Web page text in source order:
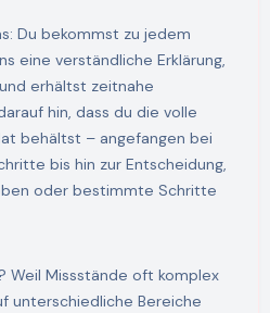
Du bekommst zu jedem
eine verständliche Erklärung,
erhältst zeitnahe
hin, dass du die volle
behältst – angefangen bei
bis hin zur Entscheidung,
oder bestimmte Schritte
Weil Missstände oft komplex
unterschiedliche Bereiche